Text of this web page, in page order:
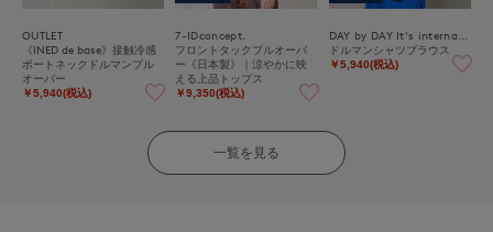
OUTLET
《INED de base》接触冷感
ボートネックドルマンプル
オーバー
￥5,940(税込)
7-IDconcept.
フロントタックプルオーバ
ー《日本製》｜涼やかに映
える上品トップス
￥9,350(税込)
ドルマンシャツブラウス
￥5,940(税込)
一覧を見る